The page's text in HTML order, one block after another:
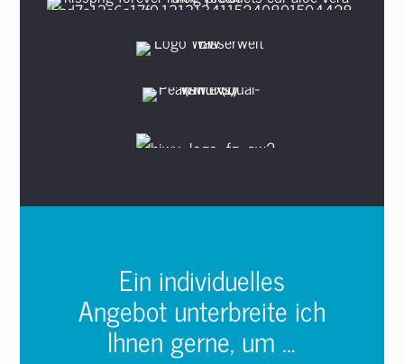
Ein individuelles
Angebot unterbreite ich
Ihnen gerne, um …